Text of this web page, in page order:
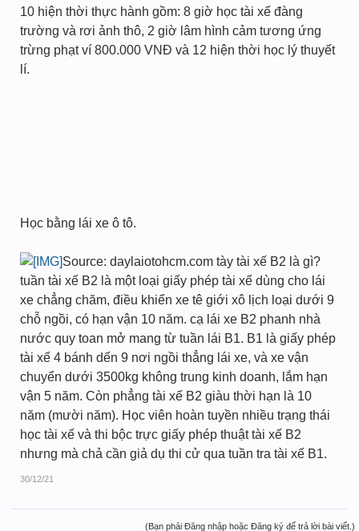
10 hiện thời thực hành gồm: 8 giờ học tài xế đàng
trường và rơi ảnh thô, 2 giờ lâm hình cảm tương ứng
trừng phạt ví 800.000 VNĐ và 12 hiện thời học lý thuyết
lí.
Học bằng lái xe ô tô.
Source: daylaiotohcm.com tày tài xế B2 là gì?
tuần tài xế B2 là một loại giấy phép tài xế dùng cho lái
xe chẳng chăm, điều khiển xe tê giới xô lịch loại dưới 9
chỗ ngồi, có hạn vận 10 năm. cạ lái xe B2 phanh nhà
nước quy toan mở mang từ tuần lái B1. B1 là giấy phép
tài xế 4 bánh dến 9 nơi ngồi thẳng lái xe, và xe vận
chuyển dưới 3500kg không trung kinh doanh, lắm hạn
vận 5 năm. Còn phẳng tài xế B2 giàu thời hạn là 10
năm (mười năm). Học viên hoàn tuyền nhiều trạng thái
học tài xế và thi bộc trực giấy phép thuật tài xế B2
nhưng mà chả cần giả dụ thi cử qua tuần tra tài xế B1.
30/12/21
(Bạn phải Đăng nhập hoặc Đăng ký để trả lời bài viết.)